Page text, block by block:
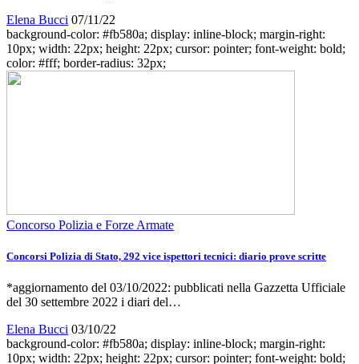
Elena Bucci 07/11/22
background-color: #fb580a; display: inline-block; margin-right:
10px; width: 22px; height: 22px; cursor: pointer; font-weight: bold;
color: #fff; border-radius: 32px;
Concorso Polizia e Forze Armate
Concorsi Polizia di Stato, 292 vice ispettori tecnici: diario prove scritte
*aggiornamento del 03/10/2022: pubblicati nella Gazzetta Ufficiale
del 30 settembre 2022 i diari del…
Elena Bucci 03/10/22
background-color: #fb580a; display: inline-block; margin-right:
10px; width: 22px; height: 22px; cursor: pointer; font-weight: bold;